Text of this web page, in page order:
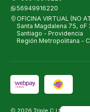
56949916220
OFICINA VIRTUAL (NO
Santa Magdalena 75, oF
Santiago - Providencia
Región Metropolitana -
2026 Triple C Ltda.